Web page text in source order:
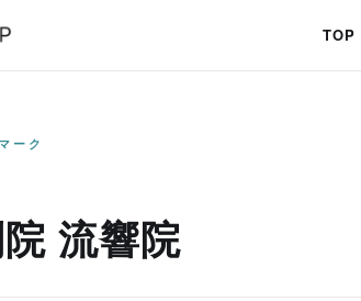
TOP
ーク
流響院